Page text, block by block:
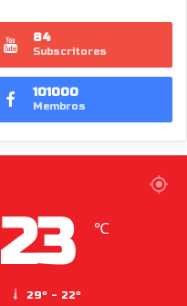
84
Subscritores
101000
Membros
23 ℃
29º - 22º